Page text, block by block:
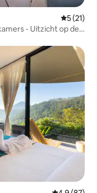
5 (21)
- Uitzicht op de